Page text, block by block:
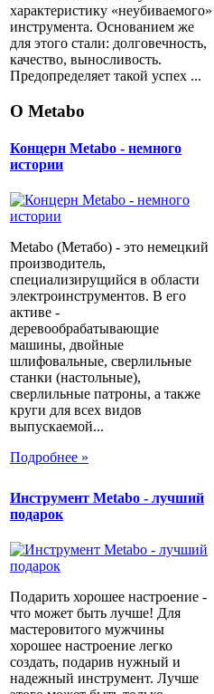
характеристику «неубиваемого»
инструмента. Основанием же
для этого стали: долговечность,
качество, выносливость.
Предопределяет такой успех ...
О Metabo
Концерн Metabo - немного
истории
Metabo (Метабо) - это немецкий
производитель,
специализирущийся в области
электроинструментов. В его
активе -
деревообрабатывающие
машины, двойные
шлифовальные, сверлильные
станки (настольные),
сверлильные патроны, а также
круги для всех видов
выпускаемой...
Подробнее »
Инструмент Metabo - лучший
подарок
Подарить хорошее настроение -
что может быть лучше! Для
мастеровитого мужчины
хорошее настроение легко
создать, подарив нужный и
надежный инструмент. Лучше